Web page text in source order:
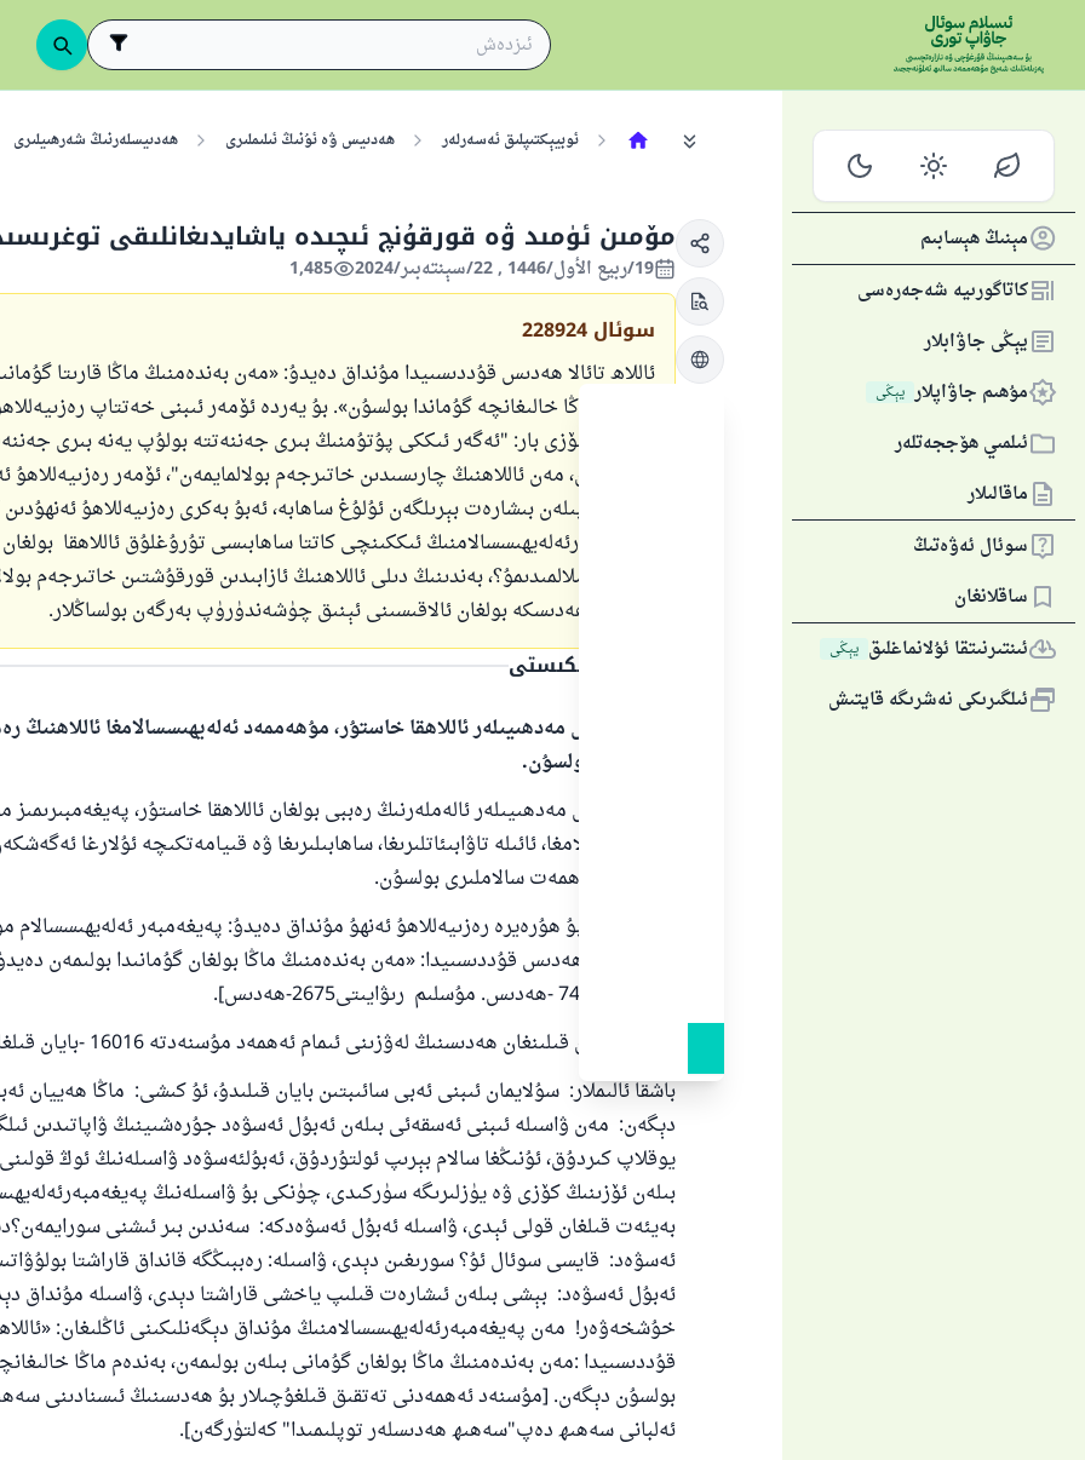
مېنىڭ ھېسابىم
كاتاگورىيە شەجەرەسى
يېڭى جاۋابلار
مۇھىم جاۋاپلار يېڭى
ئىلمىي ھۆججەتلەر
ماقالىلار
سوئال ئەۋەتىڭ
ساقلانغان
ئىنتىرنىتقا ئۇلانماغلىق يېڭى
ئىلگىرىكى نەشرىگە قايتىش
ئوبيېكتىپلىق ئەسەرلەر ھەدىيس ۋە ئۇنىڭ ئىلىملىرى ھەدىيسلەرنىڭ شەرھىيلىرى
مۆمىن ئۈمىد ۋە قورقۇنچ ئىچىدە ياشايدىغانلىقى
19/ربيع الأول/1446 , 22/سېنتەبىر/2024 1,485
سوئال 228924
ئاللاھ تائالا ھەدىس قۇددىسىيدا مۇنداق دەيدۇ: «مەن بەندەمنىڭ ماڭا قارىتا
بەندەم ماڭا خالىغانچە گۇماندا بولسۇن». بۇ يەردە ئۆمەر ئىبنى خەتتاپ
مۇنداق سۆزى بار: "ئەگەر ئىككى پۇتۇمنىڭ بىرى جەننەتتە بولۇپ يەنە بىرى
بولىدىكەن، مەن ئاللاھنىڭ چارىسىدىن خاتىرجەم بولالمايمەن"، ئۆمەر رەزىيەللاھۇ
جەننەت بىلەن بىشارەت بېرىلگەن ئۇلۇغ ساھابە، ئەبۇ بەكرى رەزىيەللاھۇ
پەيغەمبەرئەلەيھىسسالامنىڭ ئىككىنچى كاتتا ساھابىسى تۇرۇغلۇق ئاللاھقا
ياخشى قىلالمىدىمۇ؟، بەندىنىڭ دىلى ئاللاھنىڭ ئازابىدىن قورقۇشتىن خاتىرجەم
سۆزنىڭ ھەدىسكە بولغان ئالاقىسىنى ئېنىق چۈشەندۈرۈپ بەرگەن بولساڭلار.
جاۋاپنىڭ تېكىستى
بارلىق گۈزەل مەدھىيىلەر ئاللاھقا خاستۇر، مۇھەممەد ئەلەيھىسسالامغا ئاللاھنىڭ
سالاملىرى بولسۇن.
بارلىق گۈزەل مەدھىيىلەر ئالەملەرنىڭ رەببى بولغان ئاللاھقا خاستۇر،
ئەلەيھىسسالامغا، ئائىلە تاۋابىئاتلىرىغا، ساھابىلىرىغا ۋە قىيامەتكىچە ئۇلارغا
ئاللاھنىڭ رەھمەت سالاملىرى بولسۇن.
بىرىنچى: ئەبۇ ھۇرەيرە رەزىيەللاھۇ ئەنھۇ مۇنداق دەيدۇ: پەيغەمبەر
ئاللاھ تائالا ھەدىس قۇددىسىيدا: «مەن بەندەمنىڭ ماڭا بولغان گۇمانىدا بولىمەن
سوئالدا بايان قىلىنغان ھەدىسنىڭ لەۋزىنى ئىمام ئەھمەد مۇسنەدتە 16016 -بايان قىلغان.
باشقا ئالىملار: سۇلايمان ئىبنى ئەبى سائىبتىن بايان قىلىدۇ، ئۇ كىشى: ماڭا ھەييان
دېگەن: مەن ۋاسىلە ئىبنى ئەسقەئى بىلەن ئەبۇل ئەسۋەد جۇرەشىينىڭ ۋاپاتىدىن
يوقلاپ كىردۇق، ئۇنىڭغا سالام بېرىپ ئولتۇردۇق، ئەبۇلئەسۋەد ۋاسىلەنىڭ ئوڭ
بىلەن ئۆزىنىڭ كۆزى ۋە يۈزلىرىگە سۈركىدى، چۈنكى بۇ ۋاسىلەنىڭ
بەيئەت قىلغان قولى ئېدى، ۋاسىلە ئەبۇل ئەسۋەدكە: سەندىن بىر ئىشنى
ئەسۋەد: قايسى سوئال ئۇ؟ سورىغىن دېدى، ۋاسىلە: رەببىڭگە قانداق قاراشتا
ئەبۇل ئەسۋەد: بېشى بىلەن ئىشارەت قىلىپ ياخشى قاراشتا دېدى، ۋاسىلە مۇنداق
خۇشخەۋەر! مەن پەيغەمبەرئەلەيھىسسالامنىڭ مۇنداق دېگەنلىكىنى ئاڭلىغان:
قۇددىسىيدا :مەن بەندەمنىڭ ماڭا بولغان گۇمانى بىلەن بولىمەن، بەندەم ماڭا
بولسۇن دېگەن. [مۇسنەد ئەھمەدنى تەتقىق قىلغۇچىلار بۇ ھەدىسنىڭ ئىسنادىنى
ئەلبانى سەھىھ دەپ"سەھىھ ھەدىسلەر توپلىمىدا" كەلتۈرگەن].